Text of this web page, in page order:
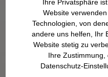
Ihre Privatsphäre
Website
Technologien, von
andere uns helfen, Ihr
Website stetig zu
Ihre Zustimmung,
Datenschutz-